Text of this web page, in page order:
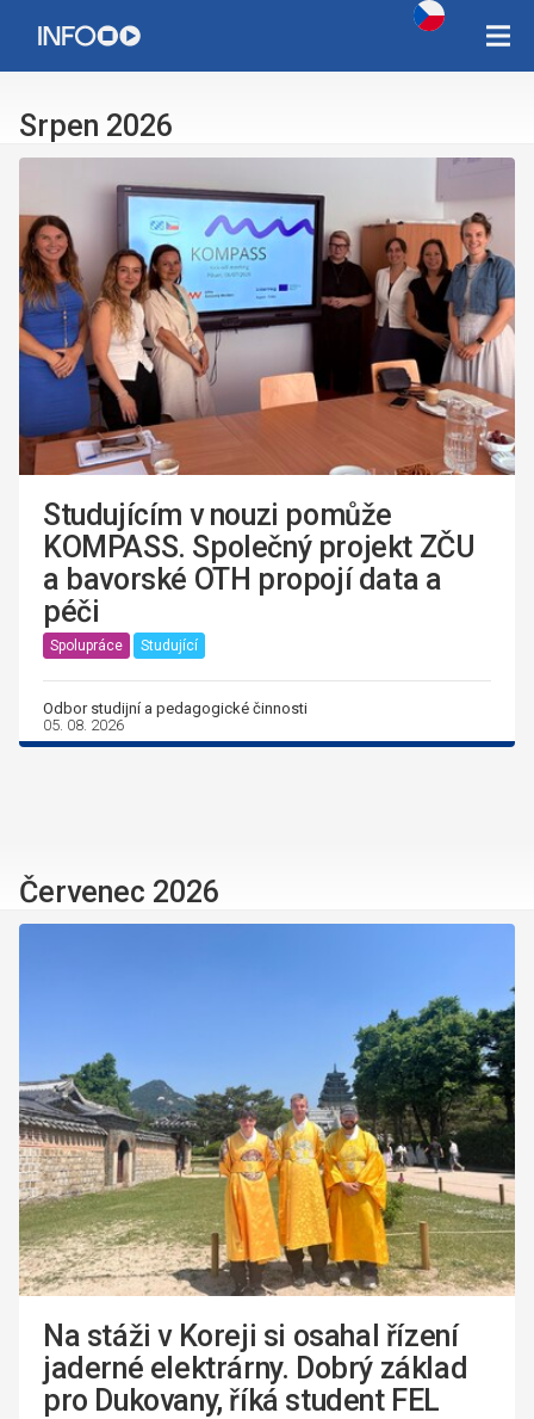
Srpen 2026
Studujícím v nouzi pomůže
KOMPASS. Společný projekt ZČU
a bavorské OTH propojí data a
péči
Spolupráce Studující
Odbor studijní a pedagogické činnosti
05. 08. 2026
Červenec 2026
Na stáži v Koreji si osahal řízení
jaderné elektrárny. Dobrý základ
pro Dukovany, říká student FEL
Copyright Západočeská univerzita v Plzni 2015 - 2026,